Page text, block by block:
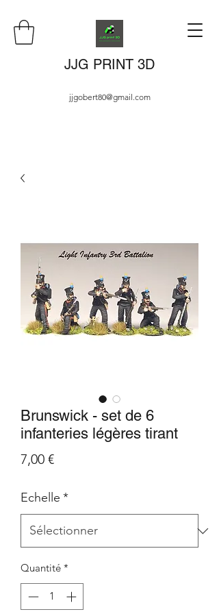
JJG PRINT 3D
jjgobert80@gmail.com
Brunswick - set de 6
infanteries légères tirant
7,00 €Prix
Echelle *
Quantité *